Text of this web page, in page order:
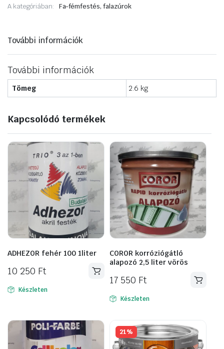
2,5
A kategóriában: Fa-fémfestés, falazúrok
További információk
További információk
Tömeg 2.6 kg
Kapcsolódó termékek
ADHEZOR fehér 100 1liter
10 250 Ft
Készleten
COROR korróziógátló
alapozó 2,5 liter vörös
17 550 Ft
Készleten
21%